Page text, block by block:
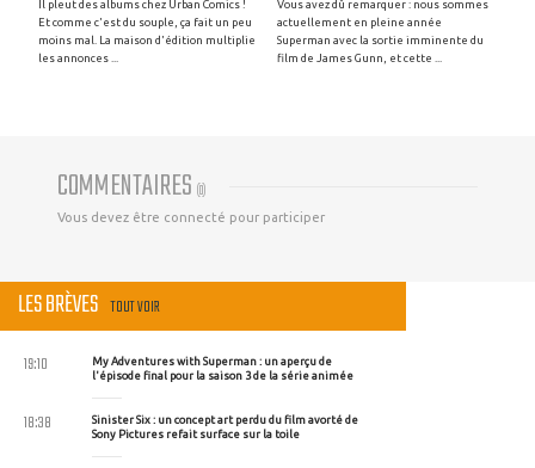
Il pleut des albums chez Urban Comics !
Et comme c'est du souple, ça fait un peu
moins mal. La maison d'édition multiplie
les annonces ...
Vous avez dû remarquer : nous sommes
actuellement en pleine année
Superman avec la sortie imminente du
film de James Gunn, et cette ...
COMMENTAIRES (0)
Vous devez être connecté pour participer
LES BRÈVES TOUT VOIR
My Adventures with Superman : un aperçu de
l'épisode final pour la saison 3 de la série animée
19:10
Sinister Six : un concept art perdu du film avorté de
Sony Pictures refait surface sur la toile
18:38